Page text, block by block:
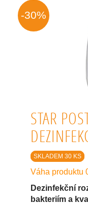
-30%
STAR
SKLADEM 30 KS
Váha produktu
Dezinfekční
bakteriím a